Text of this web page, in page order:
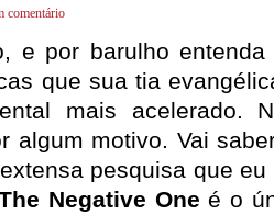
comentário
e por barulho
que sua tia
mais acelerado.
algum motivo. Vai
pesquisa que
Negative One é o